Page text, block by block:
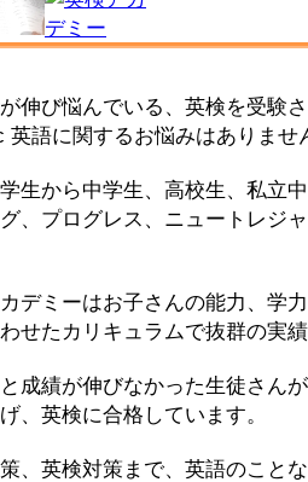
伸び悩んでいる、英検を受験
英語に関するお悩みはありませ
生から中学生、高校生、私立
、プログレス、ニュートレジ
デミーはお子さんの能力、学
せたカリキュラムで抜群の実
成績が伸びなかった生徒さん
、英検に合格しています。
、英検対策まで、英語のこと